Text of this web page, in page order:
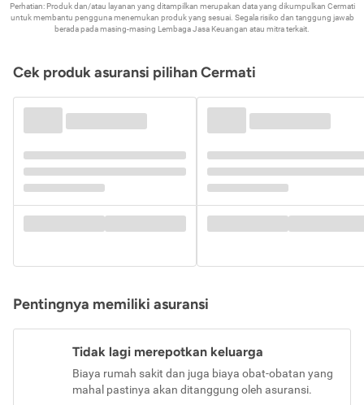
Perhatian: Produk dan/atau layanan yang ditampilkan merupakan data yang dikumpulkan Cermati
untuk membantu pengguna menemukan produk yang sesuai. Segala risiko dan tanggung jawab
berada pada masing-masing Lembaga Jasa Keuangan atau mitra terkait.
Cek produk asuransi pilihan Cermati
Pentingnya memiliki asuransi
Tidak lagi merepotkan keluarga
Biaya rumah sakit dan juga biaya obat-obatan yang
mahal pastinya akan ditanggung oleh asuransi.